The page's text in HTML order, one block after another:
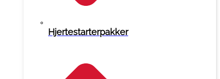
Hjertestarterpakker